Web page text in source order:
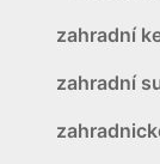
zahradní
zahradní